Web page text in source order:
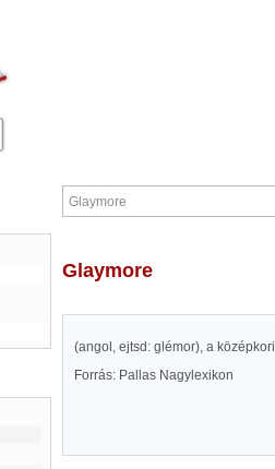
Glaymore
(angol, ejtsd: glémor), a
Forrás: Pallas Nagylexikon